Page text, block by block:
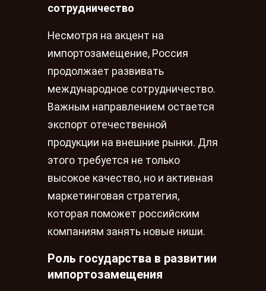
сотрудничество
Несмотря на акцент на
импортозамещение, Россия
продолжает развивать
международное сотрудничество.
Важным направлением остается
экспорт отечественной
продукции на внешние рынки. Для
этого требуется не только
высокое качество, но и активная
маркетинговая стратегия,
которая поможет российским
компаниям занять новые ниши.
Роль государства в развитии
импортозамещения